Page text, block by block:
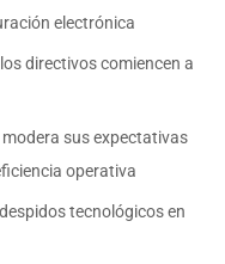
electrónica
directivos comiencen a
sus expectativas
operativa
tecnológicos en